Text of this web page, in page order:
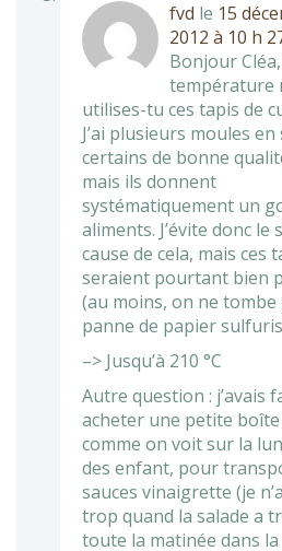
fvd le 15
2012 à 10 h
Bonjour
température
utilises-tu ces tapis de
J’ai plusieurs moules en
certains de bonne
mais ils donnent
systématiquement un
aliments. J’évite donc le
cause de cela, mais ces
seraient pourtant bien
(au moins, on ne tombe
panne de papier
–> Jusqu’à 210 °C
Autre question : j’avais
acheter une petite
comme on voit sur la
des enfant, pour
sauces vinaigrette (je
trop quand la salade a
toute la matinée dans la